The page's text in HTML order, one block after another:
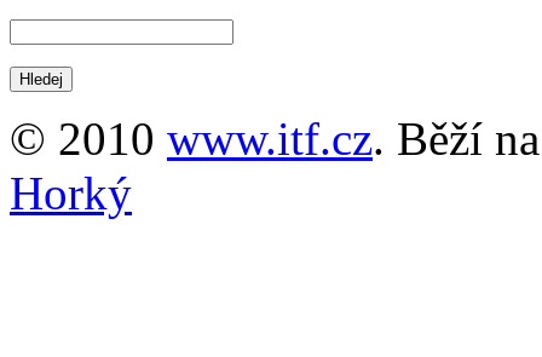
© 2010 www.itf.cz. Běží
Horký